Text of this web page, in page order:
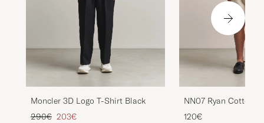
Moncler 3D Logo T-Shirt Black
Regulärer Preis
290€ Reduzierter Preis
203€
NN07 Ryan Cotton/
Clay Mirage
120€